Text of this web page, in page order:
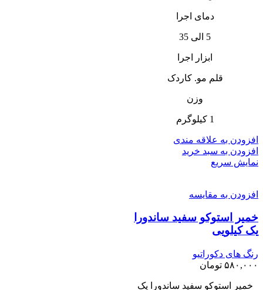
دمای اجرا
5 الی 35
ابزار اجرا
قلم مو. کاردک
وزن
1 کیلوگرم
افزودن به علاقه مندی
افزودن به سبد خرید
نمایش سریع
افزودن به مقایسه
خمیر استوکو سفید ساندورا
یک کیلویی
رنگ های دکوراتیو
۵۸۰,۰۰۰ تومان
خمیر استوکو سفید ساندورا یک